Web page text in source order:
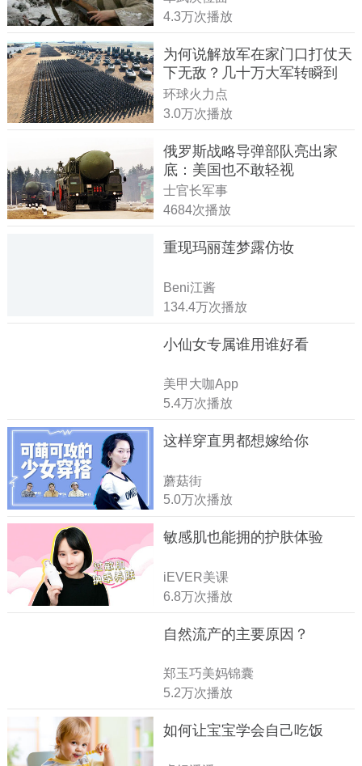
4.3万次播放
为何说解放军在家门口打仗天
下无敌？几十万大军转瞬到
达！
环球火力点
3.0万次播放
俄罗斯战略导弹部队亮出家
底：美国也不敢轻视
士官长军事
4684次播放
重现玛丽莲梦露仿妆
Beni江酱
134.4万次播放
小仙女专属谁用谁好看
美甲大咖App
5.4万次播放
这样穿直男都想嫁给你
蘑菇街
5.0万次播放
敏感肌也能拥的护肤体验
iEVER美课
6.8万次播放
自然流产的主要原因？
郑玉巧美妈锦囊
5.2万次播放
如何让宝宝学会自己吃饭